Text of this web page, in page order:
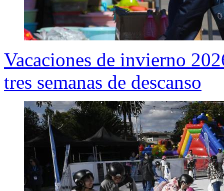
Vacaciones de invierno
tres semanas de descanso